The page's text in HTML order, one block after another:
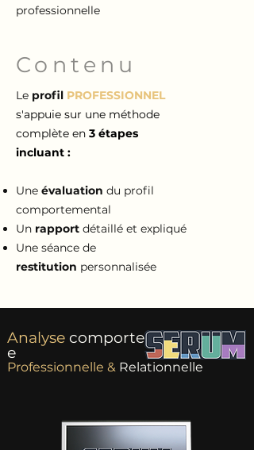
professionnelle
Contenu
Le profil PROFESSIONNEL
s'appuie sur une méthode
complète en 3 étapes
incluant :
Une évaluation du profil
comportemental
Un rapport détaillé et expliqué
Une séance de
restitution personnalisée
Analyse comportemental​
e
Professionnelle & Relationnelle